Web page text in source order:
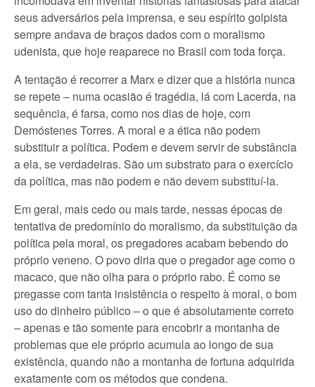
seus adversários pela imprensa, e seu espírito golpista
sempre andava de braços dados com o moralismo
udenista, que hoje reaparece no Brasil com toda força.
A tentação é recorrer a Marx e dizer que a história nunca
se repete – numa ocasião é tragédia, lá com Lacerda, na
sequência, é farsa, como nos dias de hoje, com
Demóstenes Torres. A moral e a ética não podem
substituir a política. Podem e devem servir de substância
a ela, se verdadeiras. São um substrato para o exercício
da política, mas não podem e não devem substituí-la.
Em geral, mais cedo ou mais tarde, nessas épocas de
tentativa de predomínio do moralismo, da substituição da
política pela moral, os pregadores acabam bebendo do
próprio veneno. O povo diria que o pregador age como o
macaco, que não olha para o próprio rabo. É como se
pregasse com tanta insistência o respeito à moral, o bom
uso do dinheiro público – o que é absolutamente correto
– apenas e tão somente para encobrir a montanha de
problemas que ele próprio acumula ao longo de sua
existência, quando não a montanha de fortuna adquirida
exatamente com os métodos que condena.